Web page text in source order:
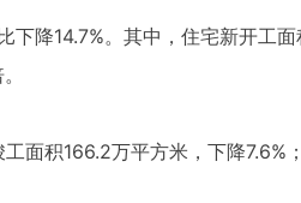
降14.7%。其中，住宅新开工
面积166.2万平方米，下降7.6%